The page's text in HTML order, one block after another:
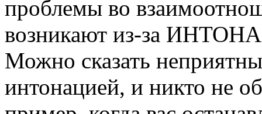
проблемы во
возникают из-за
Можно сказать
интонацией, и никто не